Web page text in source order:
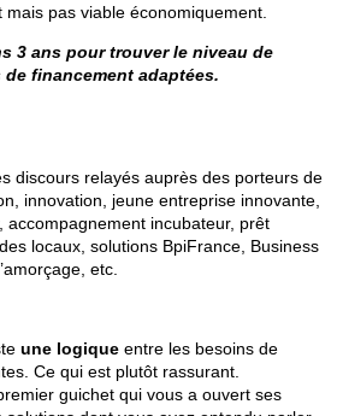
pas viable économiquement.
3 ans pour trouver le niveau de
financement adaptées.
discours relayés auprès des porteurs de
innovation, jeune entreprise innovante,
accompagnement incubateur, prêt
locaux, solutions BpiFrance, Business
etc.
une logique entre les besoins de
Ce qui est plutôt rassurant.
guichet qui vous a ouvert ses